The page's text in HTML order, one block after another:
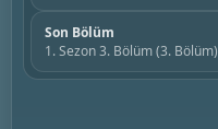
Son Bölüm
1. Sezon 3. Bölüm (3. Bölüm)